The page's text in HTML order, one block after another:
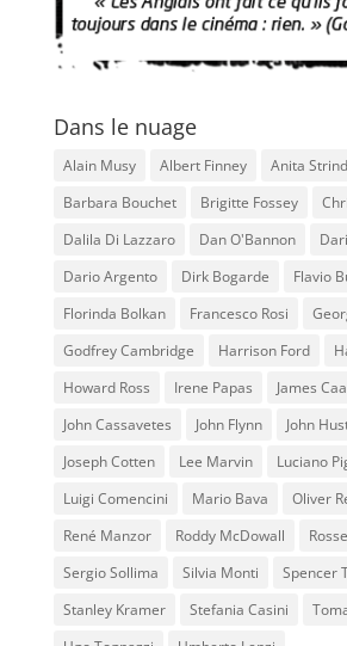
Dans le nuage
Alain Musy Albert Finney
Anita
Barbara Bouchet
Brigitte Fossey
Dalila Di Lazzaro
Dan O'Bannon
Dario Argento
Dirk Bogarde
Flavio
Florinda Bolkan
Francesco Rosi
Godfrey Cambridge
Harrison Ford
Howard Ross
Irene Papas James
John Cassavetes
John Flynn John
Joseph Cotten
Lee Marvin Luciano
Luigi Comencini
Mario Bava Oliver
René Manzor
Roddy McDowall
Sergio Sollima
Silvia Monti
Spencer
Stanley Kramer
Stefania Casini